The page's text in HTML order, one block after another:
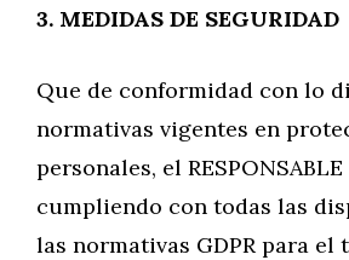
3. MEDIDAS DE SEGURIDAD
Que de conformidad con lo
normativas vigentes en
personales, el
cumpliendo con todas las
las normativas GDPR para el